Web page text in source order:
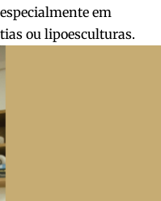
em
ou lipoesculturas.